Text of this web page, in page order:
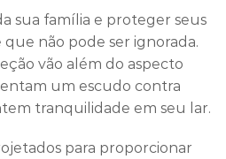
sua família e proteger seus
não pode ser ignorada.
vão além do aspecto
um escudo contra
tranquilidade em seu lar.
para proporcionar